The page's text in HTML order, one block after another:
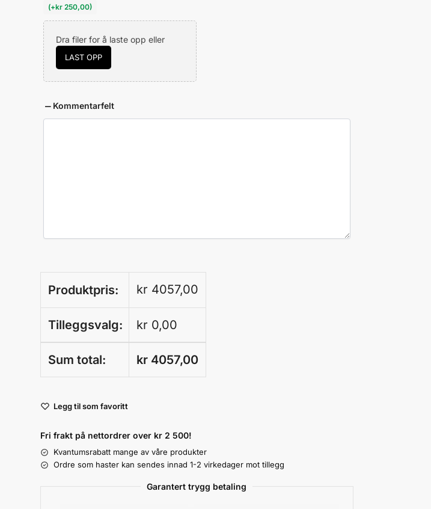
(+kr250,00)
Dra filer for å laste opp eller
LAST OPP
Kommentarfelt
Produktpris: kr 4057,00
Tilleggsvalg: kr 0,00
Sum total: kr4057,00
l
e
r
n
Legg til som favoritt
Fri frakt på nettordrer over kr 2 500!
Kvantumsrabatt mange av våre produkter
Ordre som haster kan sendes innad 1-2 virkedager mot tillegg
Garantert trygg betaling